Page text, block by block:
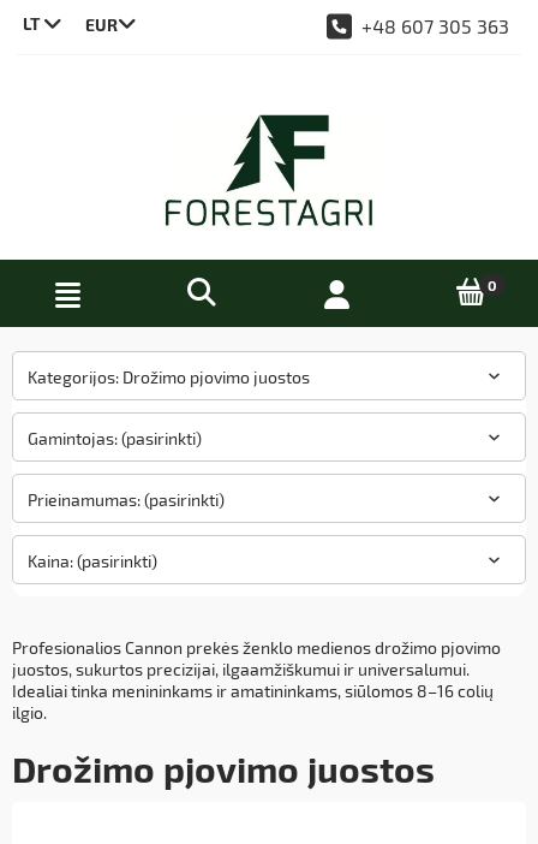
LT
+48 607 305 363
Kategorijos: Drožimo pjovimo juostos
Gamintojas: (pasirinkti)
Prieinamumas: (pasirinkti)
Kaina: (pasirinkti)
Profesionalios Cannon prekės ženklo medienos drožimo pjovimo
juostos, sukurtos precizijai, ilgaamžiškumui ir universalumui.
Idealiai tinka menininkams ir amatininkams, siūlomos 8–16 colių
ilgio.
Drožimo pjovimo juostos